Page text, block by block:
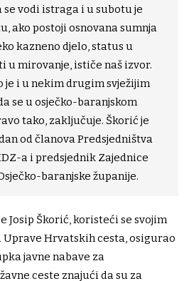
vodi istraga i u subotu je
ako postoji osnovana sumnja
kazneno djelo, status u
u mirovanje, ističe naš izvor.
je i u nekim drugim svježijim
se u osječko-baranjskom
tako, zaključuje. Škorić je
od članova Predsjedništva
a i predsjednik Zajednice
baranjske županije.
Josip Škorić, koristeći se svojim
Hrvatskih cesta, osigurao
javne nabave za
ceste znajući da su za